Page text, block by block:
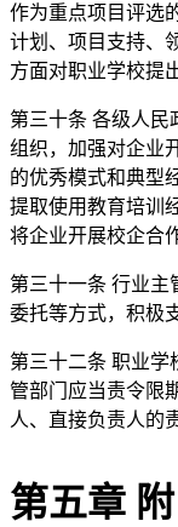
作为重点项目评选
计划、项目支持、
方面对职业学校提
第三十条 各级人民
组织，加强对企业
的优秀模式和典型
提取使用教育培训
将企业开展校企合
第三十一条 行业主
委托等方式，积极
第三十二条 职业学
管部门应当责令限
人、直接负责人的
第五章